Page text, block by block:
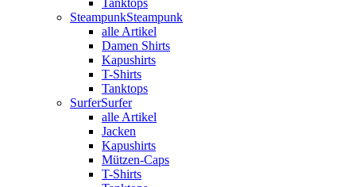
SteampunkSteampunk
alle Artikel
Damen Shirts
Kapushirts
T-Shirts
Tanktops
SurferSurfer
alle Artikel
Jacken
Kapushirts
Mützen-Caps
T-Shirts